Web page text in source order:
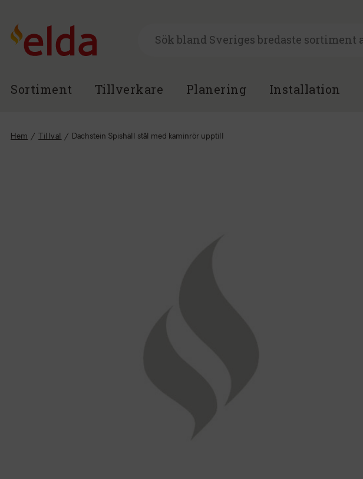
Sortiment Tillverkare Planering Installation
Hem / Tillval / Dachstein Spishäll stål med kaminrör upptill